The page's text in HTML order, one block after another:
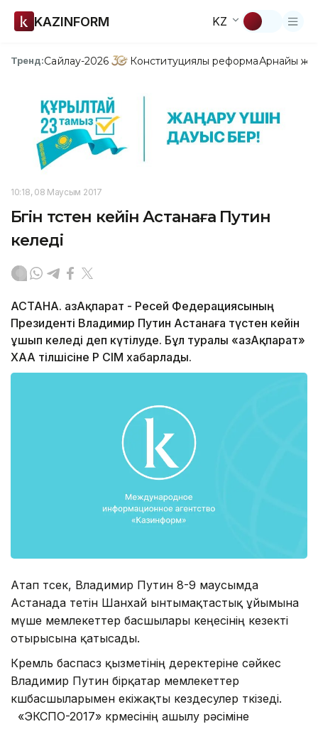
KAZINFORM KZ
Тренд:Сайлау-2026 Конституциялық реформаАрнайы
10:18, 08 Маусым 2017
Бүгін түстен кейін Астанаға Путин
келеді
АСТАНА. ҚазАқпарат - Ресей Федерациясының
Президенті Владимир Путин Астанаға түстен кейін
ұшып келеді деп күтілуде. Бұл туралы «ҚазАқпарат»
ХАА тілшісіне ҚР СІМ хабарлады.
Атап өтсек, Владимир Путин 8-9 маусымда
Астанада өтетін Шанхай ынтымақтастық ұйымына
мүше мемлекеттер басшылары кеңесінің кезекті
отырысына қатысады.
Кремль баспасөз қызметінің деректеріне сәйкес
Владимир Путин бірқатар мемлекеттер
көшбасшыларымен екіжақты кездесулер өткізеді.
«ЭКСПО-2017» көрмесінің ашылу рәсіміне